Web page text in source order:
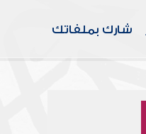
شارك بملفاتك